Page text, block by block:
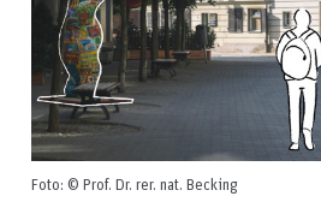
Foto: © Prof. Dr. rer. nat. Becking